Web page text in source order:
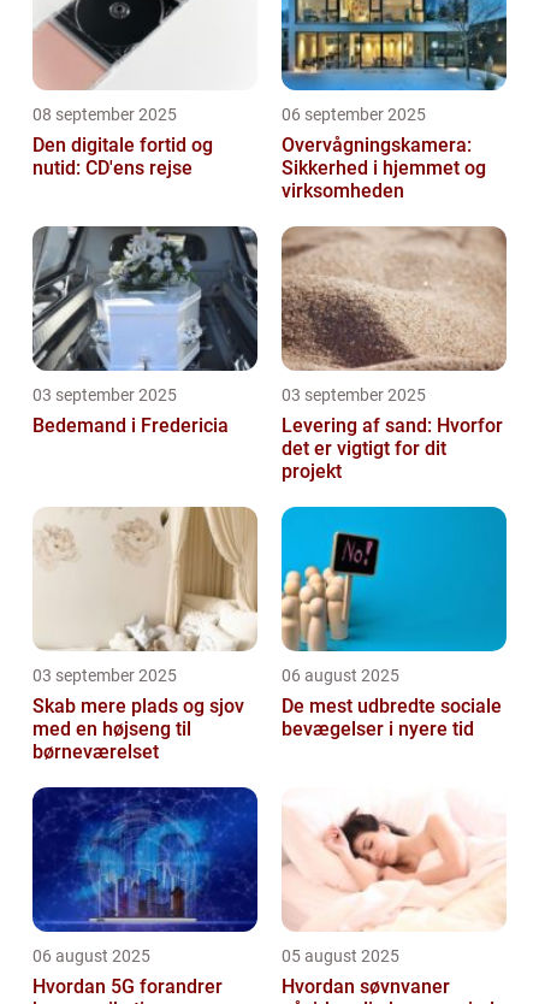
08 september 2025
Den digitale fortid og
nutid: CD'ens rejse
06 september 2025
Overvågningskamera:
Sikkerhed i hjemmet og
virksomheden
03 september 2025
Bedemand i Fredericia
03 september 2025
Levering af sand: Hvorfor
det er vigtigt for dit
projekt
03 september 2025
Skab mere plads og sjov
med en højseng til
børneværelset
06 august 2025
De mest udbredte sociale
bevægelser i nyere tid
06 august 2025
Hvordan 5G forandrer
05 august 2025
Hvordan søvnvaner